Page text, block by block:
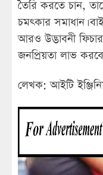
তৈরি করতে চান,
চমৎকার সমাধান।
আরও উদ্ভাবনী
জনপ্রিয়তা লাভ
লেখক: আইটি